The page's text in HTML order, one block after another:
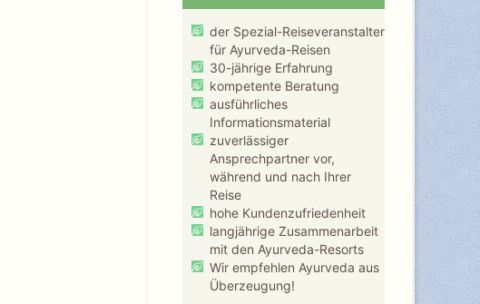
der Spezial-Reiseveranstalter
für Ayurveda-Reisen
30-jährige Erfahrung
kompetente Beratung
ausführliches
Informationsmaterial
zuverlässiger
Ansprechpartner vor,
während und nach Ihrer
Reise
hohe Kundenzufriedenheit
langjährige Zusammenarbeit
mit den Ayurveda-Resorts
Wir empfehlen Ayurveda aus
Überzeugung!